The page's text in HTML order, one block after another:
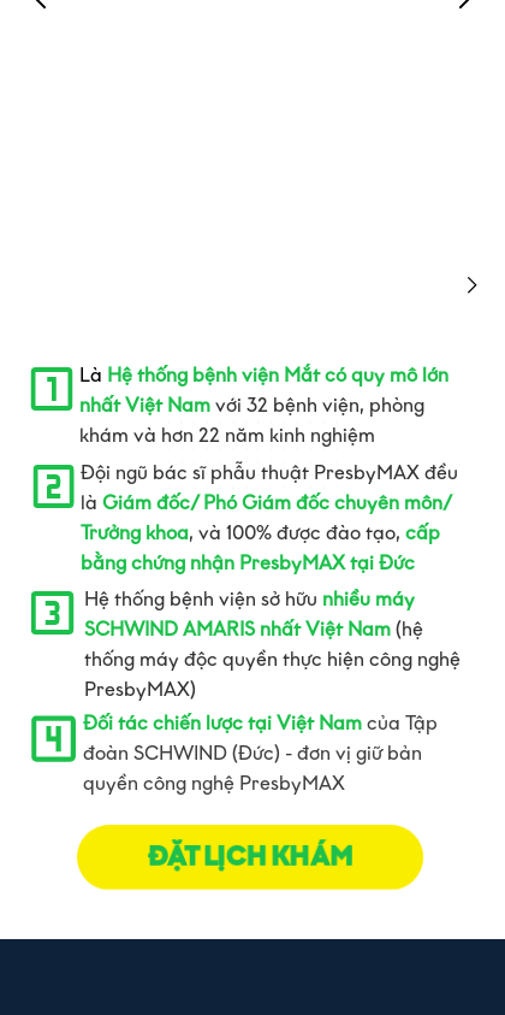
ĐẶT LỊCH KHÁM
Đội ngũ bác sĩ phẫu thuật PresbyMAX đều
làGiám đốc/ Phó Giám đốc chuyên môn/
Trưởng khoa, và 100% được đào tạo,cấp
bằng chứng nhận PresbyMAX tại Đức
Hệ thống bệnh viện sở hữu nhiều máy
SCHWIND AMARIS nhất Việt Nam(hệ
thống máy độc quyền thực hiện công nghệ
PresbyMAX)
Đối tác chiến lược tại Việt Namcủa Tập
đoàn SCHWIND (Đức) - đơn vị giữ bản
quyền công nghệ PresbyMAX
Là Hệ thống bệnh viện Mắt có quy mô lớn
nhất Việt Nam với 32 bệnh viện, phòng
khám và hơn 22 năm kinh nghiệm